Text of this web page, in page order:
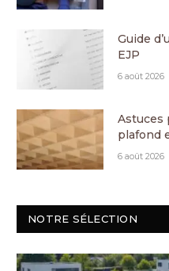
Guide
EJP
6 août 2026
Astuces
plafond
6 août 2026
NOTRE SÉLECTION